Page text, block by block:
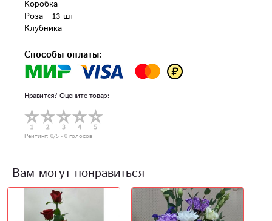
Коробка
Роза - 13 шт
Клубника
Способы оплаты:
Нравится? Оцените товар:
Рейтинг: 0/5 - 0 голосов
Вам могут понравиться